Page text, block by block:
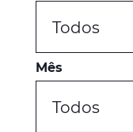
Todos
Mês
Todos